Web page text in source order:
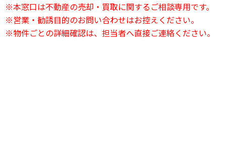
※本窓口は不動産の売却・買取に関するご相談専用です。
※営業・勧誘目的のお問い合わせはお控えください。
※物件ごとの詳細確認は、担当者へ直接ご連絡ください。